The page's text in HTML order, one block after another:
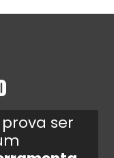
ser